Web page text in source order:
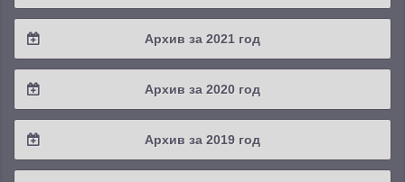
2024 / #1
2023 / #3
2023 / #1
2022 / #4
2022 / #3
2022 / #1
Архив за 2021 год
2021 / #4
2021 / #3
Архив за 2020 год
2020 / #4
2020 / #3
Архив за 2019 год
2019 / #4